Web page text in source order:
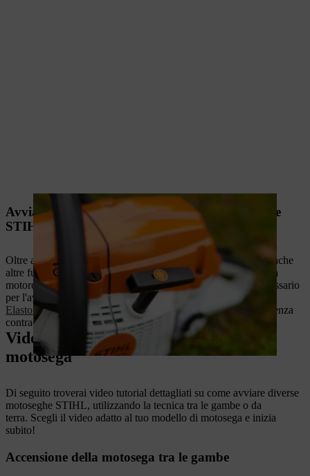
Avviamento semplificato con STIHL ErgoStart e
STIHL ElastoStart
Oltre al sistema
descritto in precedenza, offriamo anche
altre funzionalità che semplificano l'avviamento degli attrezzi a
motore:STIHL ErgoStart
riduce notevolmente lo sforzo necessario
per l'avviamento e l'impugnatura speciale
ElastoStartconsente una procedura di avviamento uniforme senza
contraccolpi dovuti a picchi di potenza.
Video tutorial: come avviare una
motosega
Di seguito troverai video tutorial dettagliati su come avviare diverse
motoseghe STIHL, utilizzando la tecnica tra le gambe o da
terra. Scegli il video adatto al tuo modello di motosega e inizia
subito!
Accensione della motosega tra le gambe